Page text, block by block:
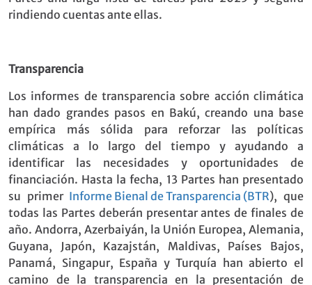
rindiendo cuentas ante ellas.
Transparencia
Los informes de transparencia sobre acción climática
han dado grandes pasos en Bakú, creando una base
empírica más sólida para reforzar las políticas
climáticas a lo largo del tiempo y ayudando a
identificar las necesidades y oportunidades de
financiación. Hasta la fecha, 13 Partes han presentado
su primer Informe Bienal de Transparencia (BTR), que
todas las Partes deberán presentar antes de finales de
año. Andorra, Azerbaiyán, la Unión Europea, Alemania,
Guyana, Japón, Kazajstán, Maldivas, Países Bajos,
Panamá, Singapur, España y Turquía han abierto el
camino de la transparencia en la presentación de